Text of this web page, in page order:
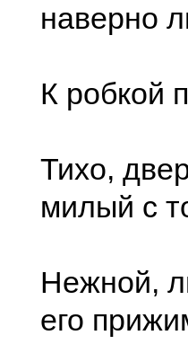
наверно
К робкой
Тихо,
милый с
Нежной,
его